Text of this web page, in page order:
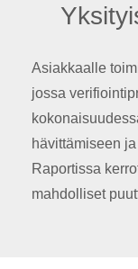
Asiakkaalle
jossa
hävittämiseen
Raportissa
mahdolliset